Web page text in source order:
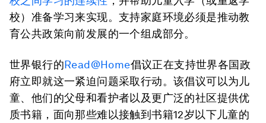
校）准备学习来实现。支持家庭环境必须是推动教
育公共政策向前发展的一个组成部分。
世界银行的Read@Home倡议正在支持世界各国政
府立即就这一紧迫问题采取行动。该倡议可以为儿
童、他们的父母和看护者以及更广泛的社区提供优
质书籍，面向那些难以接触到书籍12岁以下儿童的